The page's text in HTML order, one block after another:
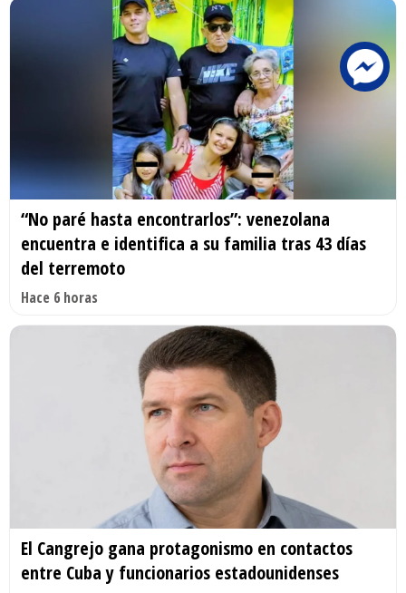
“No paré hasta encontrarlos”: venezolana
encuentra e identifica a su familia tras 43 días
del terremoto
Hace 6 horas
El Cangrejo gana protagonismo en contactos
entre Cuba y funcionarios estadounidenses